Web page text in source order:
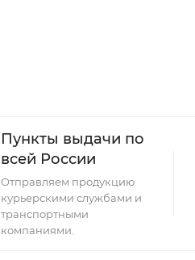
Пункты выдачи по
всей России
Отправляем продукцию
курьерскими службами и
транспортными
компаниями.